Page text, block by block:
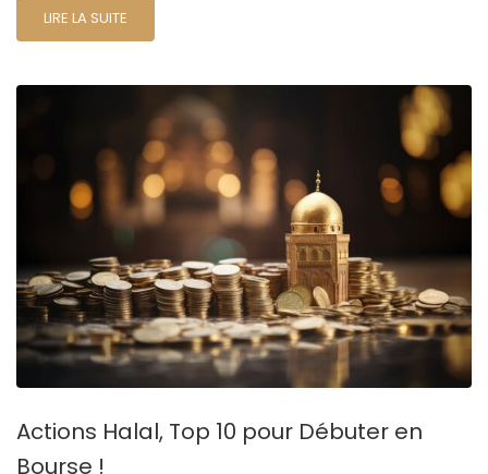
LIRE LA SUITE
Actions Halal, Top 10 pour Débuter en
Bourse !